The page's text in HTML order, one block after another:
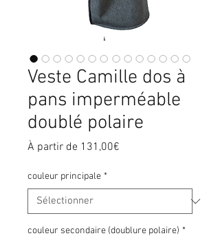
Veste Camille dos à
pans imperméable
doublé polaire
À partir de 131,00€
couleur principale *
couleur secondaire (doublure polaire) *